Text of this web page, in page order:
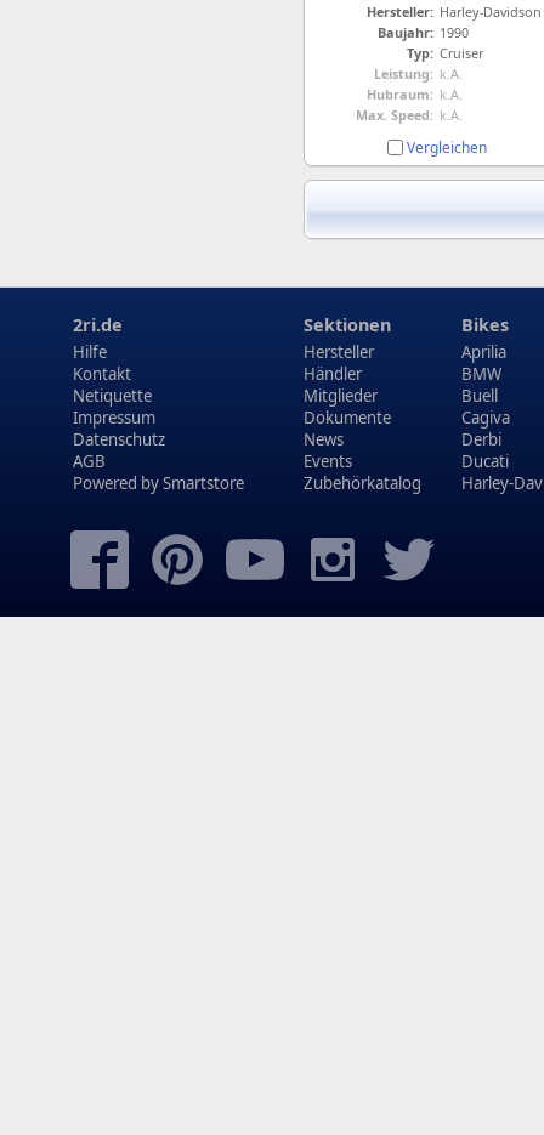
Hersteller: Harley-Davidson
Baujahr: 1990
Typ: Cruiser
Leistung: k.A.
Hubraum: k.A.
Max. Speed: k.A.
Vergleichen
2ri.de
Hilfe
Kontakt
Netiquette
Impressum
Datenschutz
AGB
Powered bySmartstore
Sektionen
Hersteller
Händler
Mitglieder
Dokumente
News
Events
Zubehörkatalog
Bikes
Aprilia
BMW
Buell
Cagiva
Derbi
Ducati
Harley-